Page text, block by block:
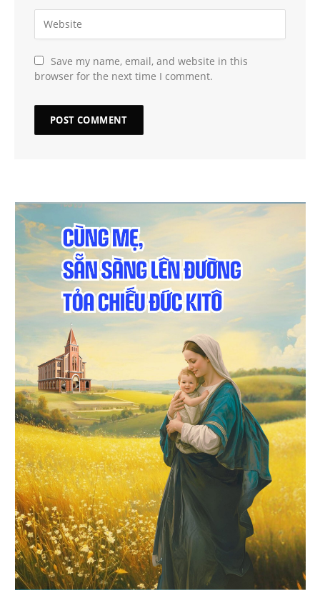
Save my name, email, and website in this
browser for the next time I comment.